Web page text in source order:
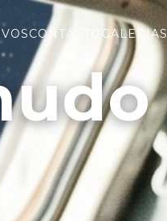
CONTACTO GALERIAS